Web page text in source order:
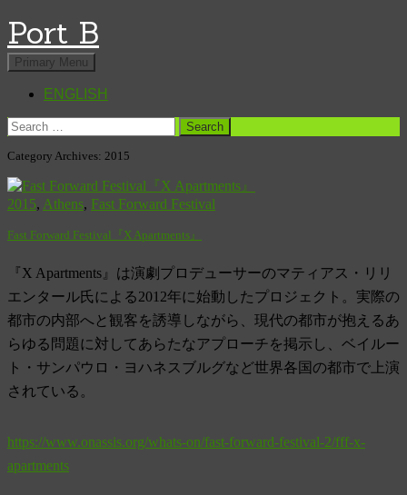
Port B
Search
Primary Menu
to
content
ENGLISH
Search
for:
Category Archives: 2015
2015, Athens, Fast Forward Festival
Fast Forward Festival『X Apartments』
『X Apartments』は演劇プロデューサーのマティアス・リリ
エンタール氏による2012年に始動したプロジェクト。実際の
都市の内部へと観客を誘導しながら、現代の都市が抱えるあ
らゆる問題に対してあらたなアプローチを掲示し、ベイルー
ト・サンパウロ・ヨハネスブルグなど世界各国の都市で上演
されている。
https://www.onassis.org/whats-on/fast-forward-festival-2/fff-x-
apartments